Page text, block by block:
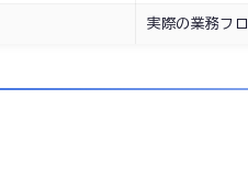
実際の業務フ